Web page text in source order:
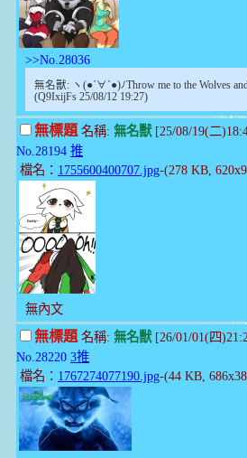
>>No.28036
無名獸: ヽ(●´∀`●)ﾉThrow me to the Wolves
(Q9IxijFs 25/08/12 19:27)
無標題名稱: 無名獸[25/08/19(二
No.28194 推
檔名： 1755600400707.jpg-(278 KB,
無內文
無標題名稱: 無名獸[26/01/01(四
No.28220 3推
檔名： 1767274077190.jpg-(44 KB,